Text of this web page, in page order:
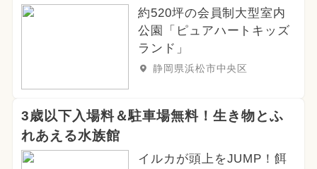
約520坪の会員制大型室内
公園「ピュアハートキッズ
ランド」
静岡県浜松市中央区
3歳以下入場料＆駐車場無料！生き物とふ
れあえる水族館
イルカが頭上をJUMP！餌